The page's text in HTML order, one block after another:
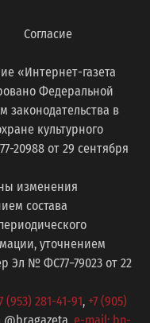
Согласие
«Интернет-газета
Федеральной
законодательства в
культурного
20988 от 29 сентября
изменения
состава
уточнением
Эл № ФС77−79023 от 22
(953) 281-41-91, +7 (905)